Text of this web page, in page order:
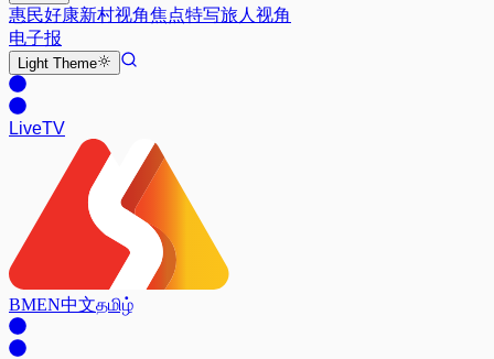
惠民好康新村视角焦点特写旅人视角
电子报
Light Theme
LiveTV
BMEN中文தமிழ்